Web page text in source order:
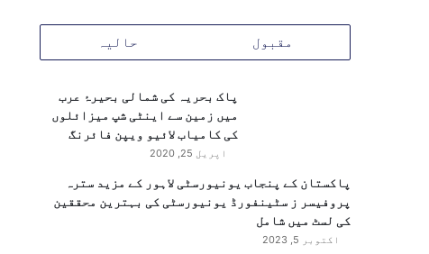
مقبول حالیہ
پاک بحریہ کی شمالی بحیرۂ عرب
میں زمین سے اینٹی شپ میزائلوں
کی کامیاب لائیو ویپن فائرنگ
اپریل 25, 2020
پاکستان کے پنجاب یونیورسٹی لاہور کے مزید سترہ
پروفیسر ز سٹینفورڈ یونیورسٹی کی بہترین محققین
کی لسٹ میں شامل
اکتوبر 5, 2023